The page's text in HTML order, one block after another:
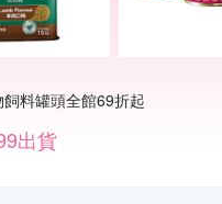
料罐頭全館69折起
出貨